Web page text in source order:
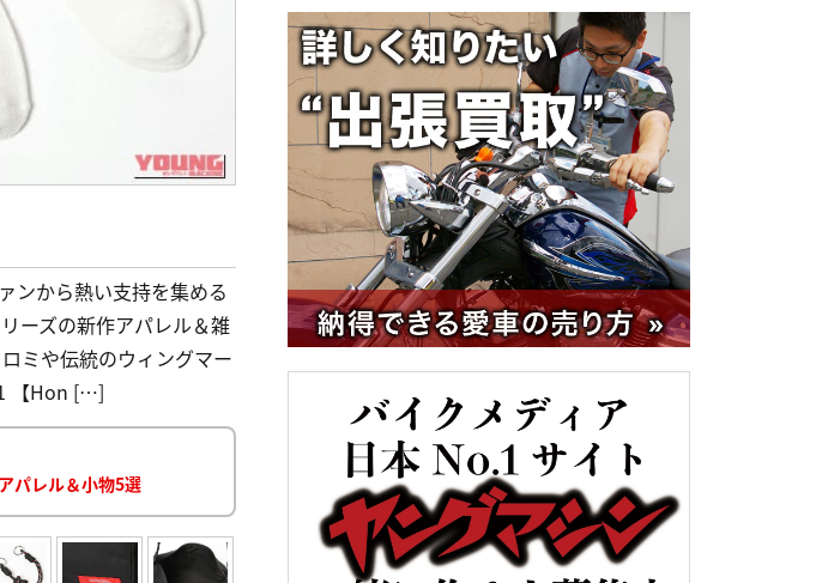
ンから熱い支持を集める
ーズの新作アパレル＆雑
ミや伝統のウィングマー
【Hon […]
パレル＆小物5選